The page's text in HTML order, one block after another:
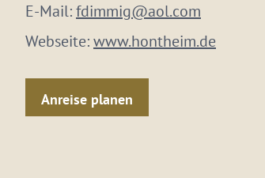
E-Mail:fdimmig@aol.com
Webseite:www.hontheim.de
Anreise planen